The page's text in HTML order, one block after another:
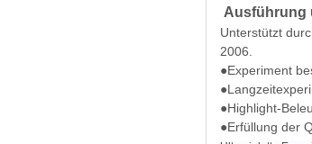
Ausführung
Unterstützt
2006.
●Experiment
●Highlight-
●Erfüllung der